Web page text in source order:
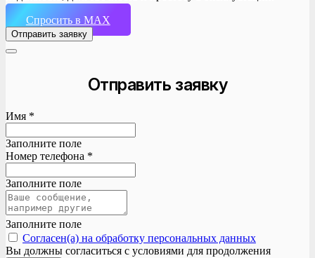
Спросить в MAX
Отправить заявку
Отправить заявку
Имя *
Заполните поле
Номер телефона *
Заполните поле
Заполните поле
Согласен(а) на обработку персональных данных
Вы должны согласиться с условиями для продолжения